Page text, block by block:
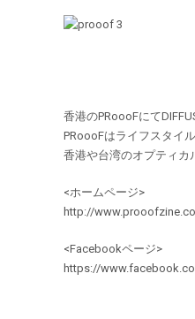
香港のPRoooFにて
PRoooFはライフスタイ
香港や台湾のオプティカ
<ホームページ>
http://
<Facebookページ>
https://